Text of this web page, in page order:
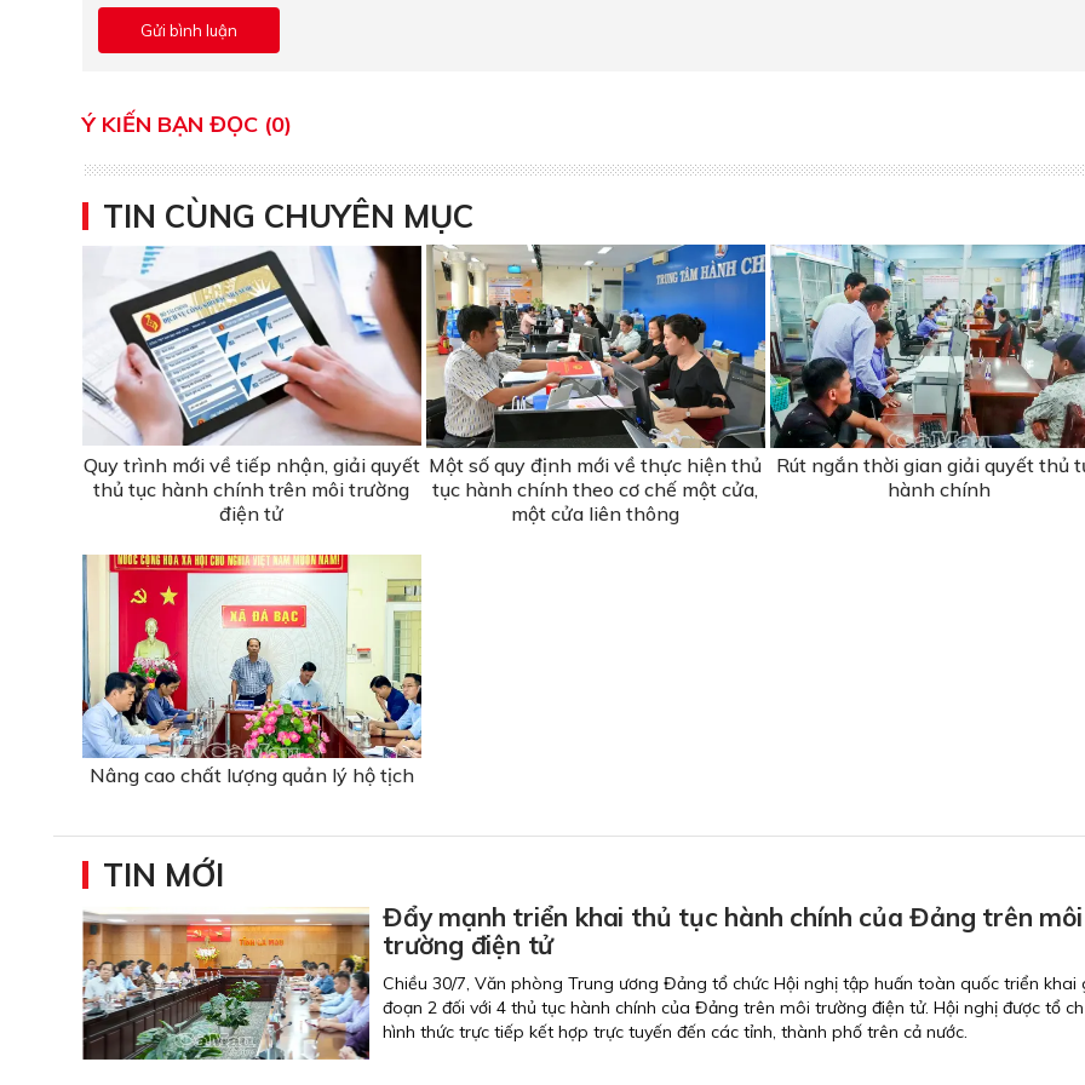
Ý KIẾN BẠN ĐỌC (0)
TIN CÙNG CHUYÊN MỤC
Quy trình mới về tiếp nhận, giải quyết
thủ tục hành chính trên môi trường
điện tử
Một số quy định mới về thực hiện thủ
tục hành chính theo cơ chế một cửa,
một cửa liên thông
Rút ngắn thời gian giải quyết thủ
hành chính
Nâng cao chất lượng quản lý hộ tịch
TIN MỚI
Đẩy mạnh triển khai thủ tục hành chính của Đảng trên môi
trường điện tử
Chiều 30/7, Văn phòng Trung ương Đảng tổ chức Hội nghị tập huấn toàn quốc triển khai
đoạn 2 đối với 4 thủ tục hành chính của Đảng trên môi trường điện tử. Hội nghị được tổ
hình thức trực tiếp kết hợp trực tuyến đến các tỉnh, thành phố trên cả nước.